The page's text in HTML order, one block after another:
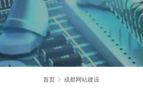
首页 成都网站建设